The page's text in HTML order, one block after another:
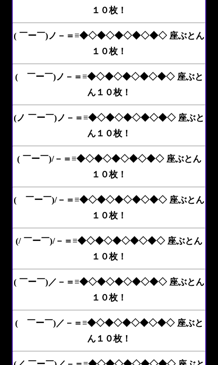
１０枚！
( ￣ー￣)ノ－＝≡◆◇◆◇◆◇◆◇◆◇ 座ぶとん
１０枚！
( ￣ー￣)ノ－＝≡◆◇◆◇◆◇◆◇◆◇ 座ぶと
ん１０枚！
(ノ ￣ー￣)ノ－＝≡◆◇◆◇◆◇◆◇◆◇ 座ぶと
ん１０枚！
( ￣ー￣)/－＝≡◆◇◆◇◆◇◆◇◆◇ 座ぶとん
１０枚！
( ￣ー￣)/－＝≡◆◇◆◇◆◇◆◇◆◇ 座ぶとん
１０枚！
(/ ￣ー￣)/－＝≡◆◇◆◇◆◇◆◇◆◇ 座ぶとん
１０枚！
( ￣ー￣)／－＝≡◆◇◆◇◆◇◆◇◆◇ 座ぶとん
１０枚！
( ￣ー￣)／－＝≡◆◇◆◇◆◇◆◇◆◇ 座ぶと
ん１０枚！